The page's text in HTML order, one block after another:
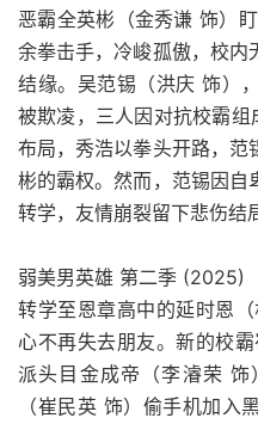
恶霸全英彬（金秀谦 饰）
余拳击手，冷峻孤傲，校内
结缘。吴范锡（洪庆 饰）
被欺凌，三人因对抗校霸组
布局，秀浩以拳头开路，范
彬的霸权。然而，范锡因自
转学，友情崩裂留下悲伤结
弱美男英雄 第二季 (2025)
转学至恩章高中的延时恩
心不再失去朋友。新的校
派头目金成帝（李濬荣
（崔民英 饰）偷手机加入